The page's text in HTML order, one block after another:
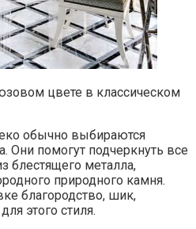
цвете в классическом
обычно выбираются
помогут подчеркнуть все
блестящего металла,
природного камня.
благородство, шик,
этого стиля.